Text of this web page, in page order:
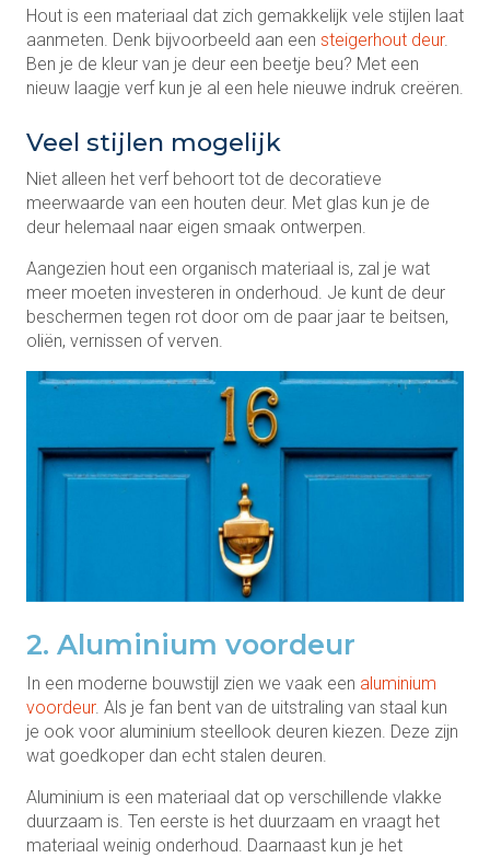
Hout is een materiaal dat zich gemakkelijk vele stijlen laat
aanmeten. Denk bijvoorbeeld aan een steigerhout deur.
Ben je de kleur van je deur een beetje beu? Met een
nieuw laagje verf kun je al een hele nieuwe indruk creëren.
Veel stijlen mogelijk
Niet alleen het verf behoort tot de decoratieve
meerwaarde van een houten deur. Met glas kun je de
deur helemaal naar eigen smaak ontwerpen.
Aangezien hout een organisch materiaal is, zal je wat
meer moeten investeren in onderhoud. Je kunt de deur
beschermen tegen rot door om de paar jaar te beitsen,
oliën, vernissen of verven.
2. Aluminium voordeur
In een moderne bouwstijl zien we vaak een aluminium
voordeur. Als je fan bent van de uitstraling van staal kun
je ook voor aluminium steellook deuren kiezen. Deze zijn
wat goedkoper dan echt stalen deuren.
Aluminium is een materiaal dat op verschillende vlakke
duurzaam is. Ten eerste is het duurzaam en vraagt het
materiaal weinig onderhoud. Daarnaast kun je het